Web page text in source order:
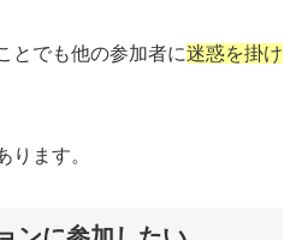
とでも他の参加者に迷惑を掛け
ります。